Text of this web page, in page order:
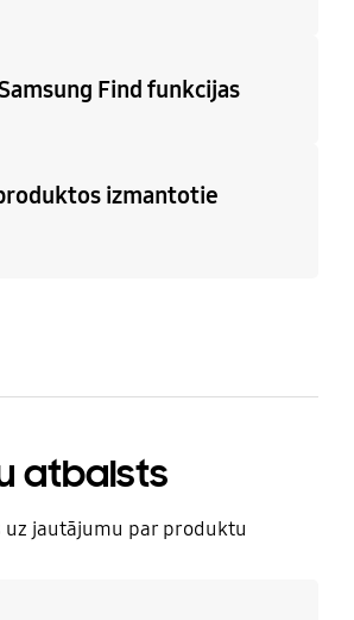
Find funkcijas
izmantotie
atbalsts
jautājumu par produktu